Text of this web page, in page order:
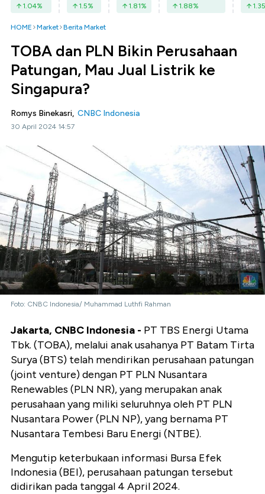
1.04% 1.5% 1.81% 1.88% 1.35
HOME Market Berita Market
TOBA dan PLN Bikin Perusahaan
Patungan, Mau Jual Listrik ke
Singapura?
Romys Binekasri, CNBC Indonesia
30 April 2024 14:57
Foto: CNBC Indonesia/ Muhammad Luthfi Rahman
Jakarta, CNBC Indonesia - PT TBS Energi Utama
Tbk. (TOBA), melalui anak usahanya PT Batam Tirta
Surya (BTS) telah mendirikan perusahaan patungan
(joint venture) dengan PT PLN Nusantara
Renewables (PLN NR), yang merupakan anak
perusahaan yang miliki seluruhnya oleh PT PLN
Nusantara Power (PLN NP), yang bernama PT
Nusantara Tembesi Baru Energi (NTBE).
Mengutip keterbukaan informasi Bursa Efek
Indonesia (BEI), perusahaan patungan tersebut
didirikan pada tanggal 4 April 2024.